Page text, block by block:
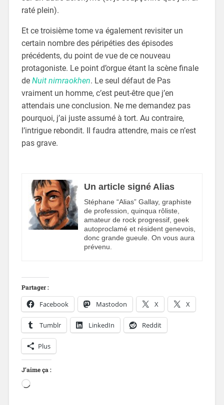
raté plein).
Et ce troisième tome va également revisiter un
certain nombre des péripéties des épisodes
précédents, du point de vue de ce nouveau
protagoniste. Le point d’orgue étant la scène finale
de Nuit nimraokhen. Le seul défaut de Pas
vraiment un homme, c’est peut-être que j’en
attendais une conclusion. Ne me demandez pas
pourquoi, j’ai juste assumé à tort. Au contraire,
l’intrigue rebondit. Il faudra attendre, mais ce n’est
pas grave.
Un article signé Alias
Stéphane “Alias” Gallay, graphiste
de profession, quinqua rôliste,
amateur de rock progressif, geek
autoproclamé et résident genevois,
donc grande gueule. On vous aura
prévenu.
Partager :
Facebook Mastodon X X
Tumblr LinkedIn Reddit
Plus
J’aime ça :